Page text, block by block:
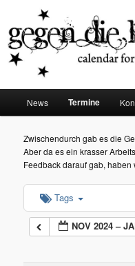
Gegen die
diy dates vienna
Skip
to
primary
content
News Termine
Zwischendurch gab es die
Aber da es ein krasser
Feedback darauf gab,
Tags
NOV 2024 –